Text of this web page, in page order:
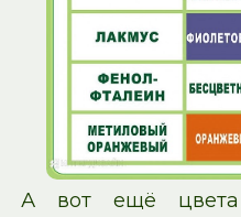
А вот ещё цвета